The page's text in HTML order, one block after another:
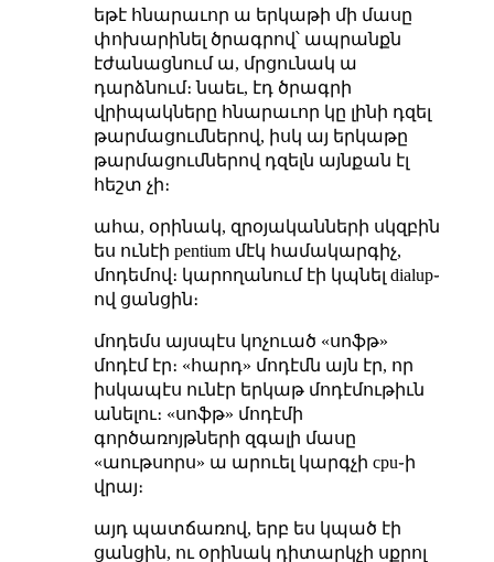
եթէ հնարաւոր ա երկաթի մի մասը
փոխարինել ծրագրով՝ ապրանքն
էժանացնում ա, մրցունակ ա
դարձնում։ նաեւ, էդ ծրագրի
վրիպակները հնարաւոր կը լինի դզել
թարմացումներով, իսկ այ երկաթը
թարմացումներով դզելն այնքան էլ
հեշտ չի։
ահա, օրինակ, զրօյականների սկզբին
ես ունէի pentium մէկ համակարգիչ,
մոդեմով։ կարողանում էի կպնել dialup֊
ով ցանցին։
մոդեմս այսպէս կոչուած «սոֆթ»
մոդէմ էր։ «հարդ» մոդէմն այն էր, որ
իսկապէս ունէր երկաթ մոդէմութիւն
անելու։ «սոֆթ» մոդէմի
գործառոյթների զգալի մասը
«աութսորս» ա արուել կարգչի cpu֊ի
վրայ։
այդ պատճառով, երբ ես կպած էի
ցանցին, ու օրինակ դիտարկչի սքրոլ